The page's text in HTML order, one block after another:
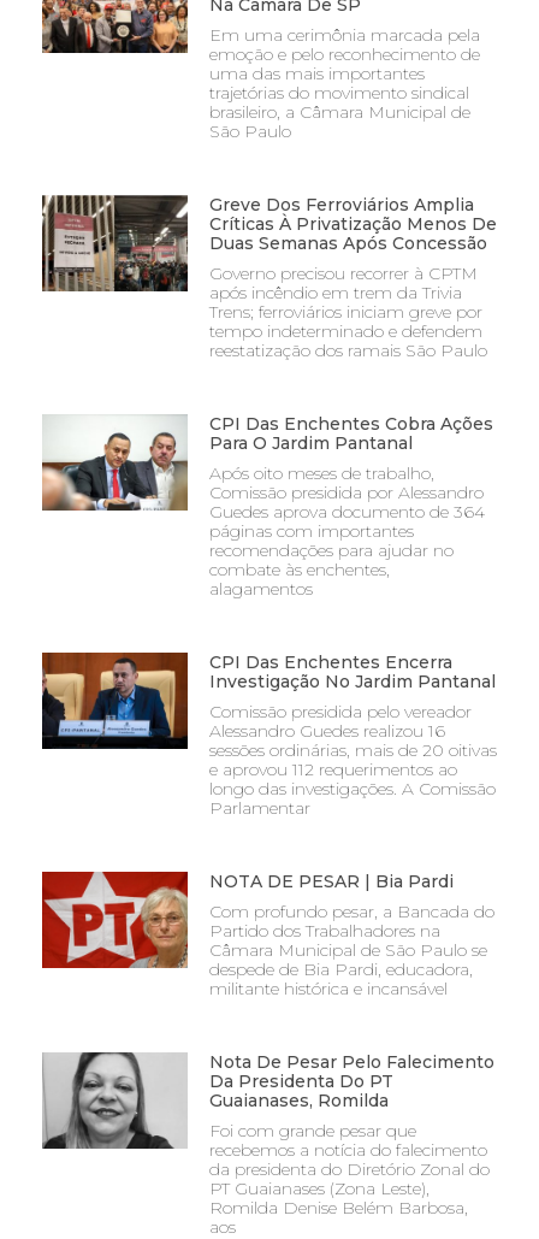
Na Camara De SP
Em uma cerimônia marcada pela
emoção e pelo reconhecimento de
uma das mais importantes
trajetórias do movimento sindical
brasileiro, a Câmara Municipal de
São Paulo
Greve Dos Ferroviários Amplia
Críticas À Privatização Menos De
Duas Semanas Após Concessão
Governo precisou recorrer à CPTM
após incêndio em trem da Trivia
Trens; ferroviários iniciam greve por
tempo indeterminado e defendem
reestatização dos ramais São Paulo
CPI Das Enchentes Cobra Ações
Para O Jardim Pantanal
Após oito meses de trabalho,
Comissão presidida por Alessandro
Guedes aprova documento de 364
páginas com importantes
recomendações para ajudar no
combate às enchentes,
alagamentos
CPI Das Enchentes Encerra
Investigação No Jardim Pantanal
Comissão presidida pelo vereador
Alessandro Guedes realizou 16
sessões ordinárias, mais de 20 oitivas
e aprovou 112 requerimentos ao
longo das investigações. A Comissão
Parlamentar
NOTA DE PESAR | Bia Pardi
Com profundo pesar, a Bancada do
Partido dos Trabalhadores na
Câmara Municipal de São Paulo se
despede de Bia Pardi, educadora,
militante histórica e incansável
Nota De Pesar Pelo Falecimento
Da Presidenta Do PT
Guaianases, Romilda
Foi com grande pesar que
recebemos a notícia do falecimento
da presidenta do Diretório Zonal do
PT Guaianases (Zona Leste),
Romilda Denise Belém Barbosa,
aos